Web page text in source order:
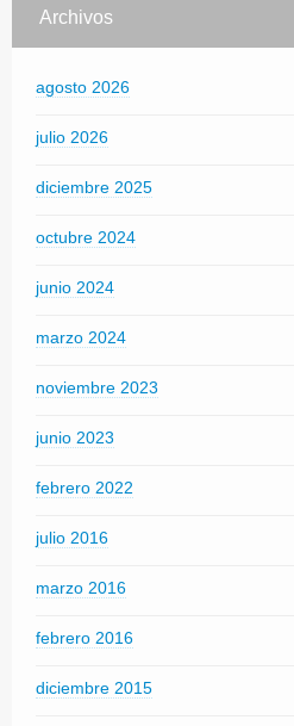
Archivos
agosto 2026
julio 2026
diciembre 2025
octubre 2024
junio 2024
marzo 2024
noviembre 2023
junio 2023
febrero 2022
julio 2016
marzo 2016
febrero 2016
diciembre 2015